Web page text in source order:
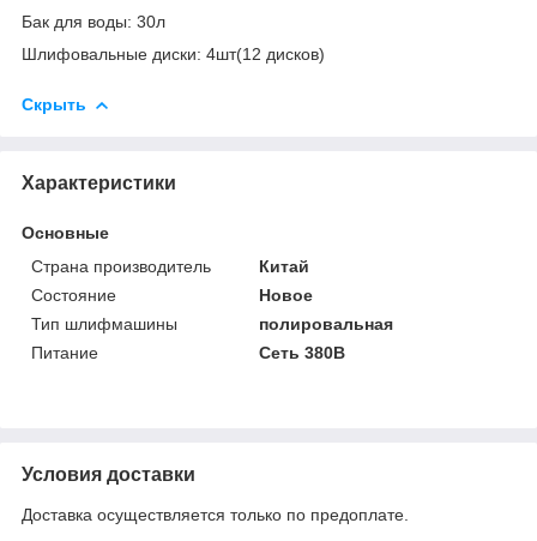
Бак для воды: 30л
Шлифовальные диски: 4шт(12 дисков)
Скрыть
Характеристики
Основные
Страна производитель
Китай
Состояние
Новое
Тип шлифмашины
полировальная
Питание
Сеть 380В
Условия доставки
Доставка осуществляется только по предоплате.